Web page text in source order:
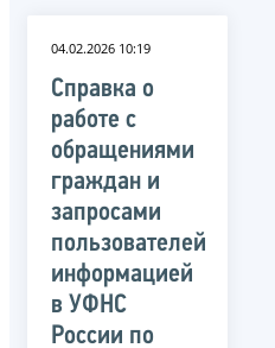
04.02.2026 10:19
Справка о
работе с
обращениями
граждан и
запросами
пользователей
информацией
в УФНС
России по